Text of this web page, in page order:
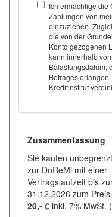
Ich ermächtige die
Zahlungen von
einzuziehen.
die von der
Konto gezogenen
kann innerhalb
Balastungsdatum,
Betrages
Kreditinstitut
Zusammenfassung
Sie kaufen
zur DoReMi mit einer
Vertragslaufzeit bis
31.12.2026 zum Preis
20,- € inkl. 7% MwSt.